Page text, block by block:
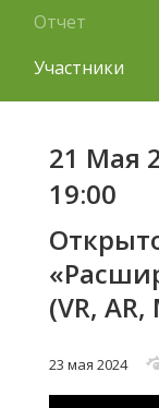
Отчет
Участники
21 Мая
19:00
(VR, AR,
23 мая 2024